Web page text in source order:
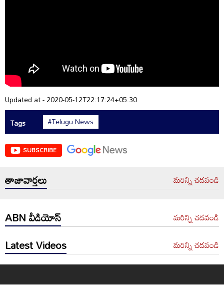
Updated at - 2020-05-12T22:17:24+05:30
Tags
#Telugu News
SUBSCRIBE
తాజావార్తలు మరిన్ని చదవండి
ABN వీడియోస్ మరిన్ని చదవండి
Latest Videos మరిన్ని చదవండి